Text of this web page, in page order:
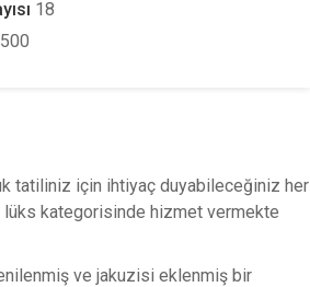
18
tatiliniz için ihtiyaç duyabileceğiniz her
lüks kategorisinde hizmet vermekte
ve jakuzisi eklenmiş bir